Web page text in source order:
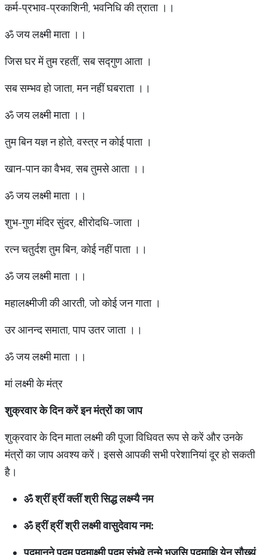
कर्म-प्रभाव-प्रकाशिनी, भवनिधि की त्राता ।।
ॐ जय लक्ष्मी माता ।।
जिस घर में तुम रहतीं, सब सद्गुण आता ।
सब सम्भव हो जाता, मन नहीं घबराता ।।
ॐ जय लक्ष्मी माता ।।
तुम बिन यज्ञ न होते, वस्त्र न कोई पाता ।
खान-पान का वैभव, सब तुमसे आता ।।
ॐ जय लक्ष्मी माता ।।
शुभ-गुण मंदिर सुंदर, क्षीरोदधि-जाता ।
रत्न चतुर्दश तुम बिन, कोई नहीं पाता ।।
ॐ जय लक्ष्मी माता ।।
महालक्ष्मीजी की आरती, जो कोई जन गाता ।
उर आनन्द समाता, पाप उतर जाता ।।
ॐ जय लक्ष्मी माता ।।
मां लक्ष्मी के मंत्र
शुक्रवार के दिन करें इन मंत्रों का जाप
शुक्रवार के दिन माता लक्ष्मी की पूजा विधिवत रूप से करें और उनके
मंत्रों का जाप अवश्य करें। इससे आपकी सभी परेशानियां दूर हो सकती
है।
ॐश्रींह्रींक्लींश्रीसिद्धलक्ष्म्यैनम
ॐह्रींह्रींश्रीलक्ष्मीवासुदेवायनम: